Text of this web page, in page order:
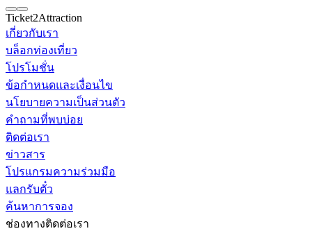
ติดต่อเรา
Line
Ticket2Attraction
เกี่ยวกับเรา
บล็อกท่องเที่ยว
โปรโมชั่น
ข้อกำหนดและเงื่อนไข
นโยบายความเป็นส่วนตัว
คำถามที่พบบ่อย
ติดต่อเรา
ข่าวสาร
โปรแกรมความร่วมมือ
แลกรับตั๋ว
ค้นหาการจอง
ช่องทางติดต่อเรา